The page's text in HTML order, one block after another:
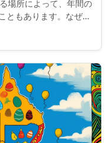
場所によって、年間の
ともあります。なぜで
には全国共通の祝日